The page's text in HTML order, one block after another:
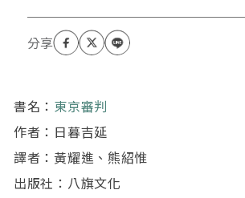
書名： 東京審判
作者：日暮吉延
譯者：黃耀進、熊紹惟
出版社：八旗文化